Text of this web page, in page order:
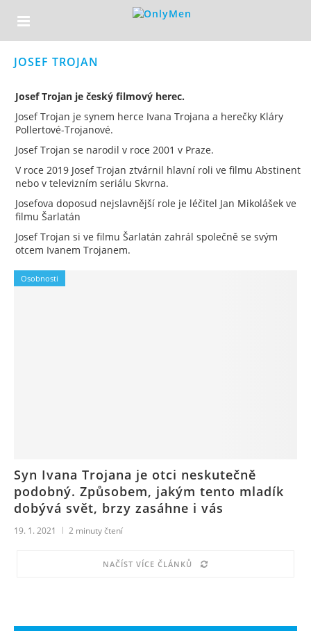
JOSEF TROJAN
Josef Trojan je český filmový herec.
Josef Trojan je synem herce Ivana Trojana a herečky Kláry
Pollertové-Trojanové.
Josef Trojan se narodil v roce 2001 v Praze.
V roce 2019 Josef Trojan ztvárnil hlavní roli ve filmu Abstinent
nebo v televizním seriálu Skvrna.
Josefova doposud nejslavnější role je léčitel Jan Mikolášek ve
filmu Šarlatán
Josef Trojan si ve filmu Šarlatán zahrál společně se svým
otcem Ivanem Trojanem.
Osobnosti
Syn Ivana Trojana je otci neskutečně
podobný. Způsobem, jakým tento mladík
dobývá svět, brzy zasáhne i vás
19. 1. 2021 2 minuty čtení
NAČÍST VÍCE ČLÁNKŮ